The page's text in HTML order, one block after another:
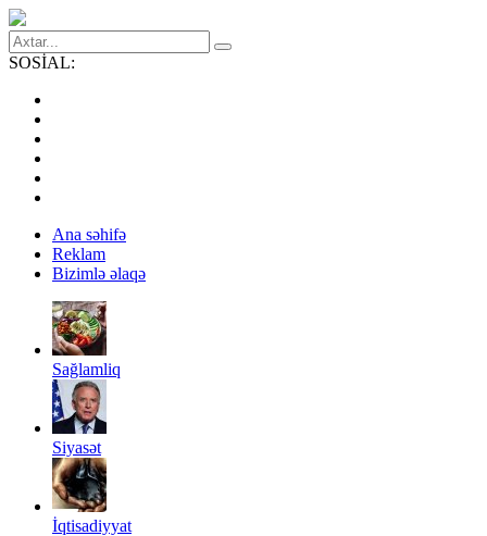
SOSİAL:
Ana səhifə
Reklam
Bizimlə əlaqə
Sağlamliq
Siyasət
İqtisadiyyat